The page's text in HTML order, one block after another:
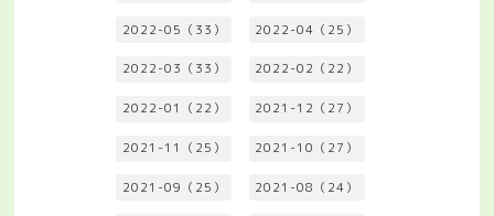
2022-05（33） 2022-04（25）
2022-03（33） 2022-02（22）
2022-01（22） 2021-12（27）
2021-11（25） 2021-10（27）
2021-09（25） 2021-08（24）